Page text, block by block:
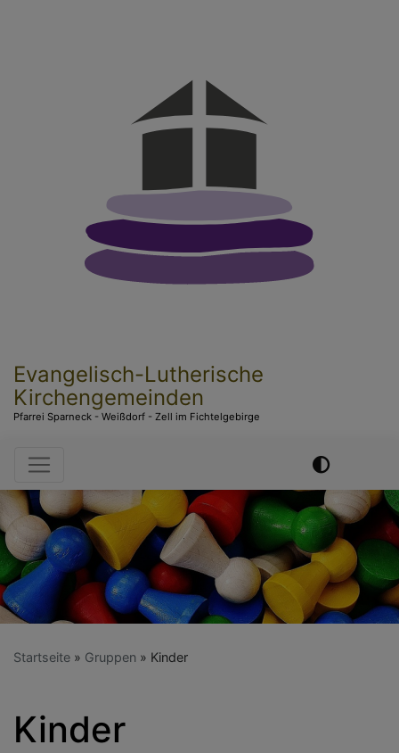
Evangelisch-Lutherische
Kirchengemeinden
Pfarrei Sparneck - Weißdorf - Zell im Fichtelgebirge
Hauptnavigation
Startseite Gruppen Kinder
Kinder